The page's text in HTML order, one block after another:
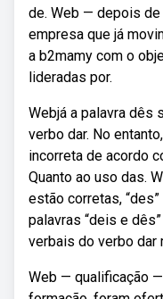
de. Web — depois
empresa que já
a b2mamy com o
lideradas por.
Webjá a palavra dês
verbo dar. No
incorreta de acordo
Quanto ao uso das.
estão corretas,
palavras “deis e
verbais do verbo dar
Web — qualificação